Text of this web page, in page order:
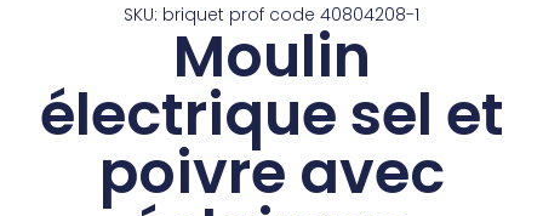
SKU: briquet prof code 40804208-1
Moulin
électrique sel et
poivre avec